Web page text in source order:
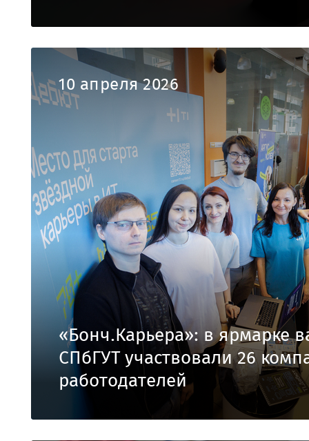
10 апреля 2026
«Бонч.Карьера»: в ярмарке
СПбГУТ участвовали 26
работодателей